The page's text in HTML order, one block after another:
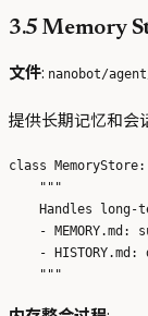
3.5 Memory
文件: nanobot/
提供长期记忆和会
class MemoryStore:
    """
Handles long-
- MEMORY.md:
- HISTORY.md: